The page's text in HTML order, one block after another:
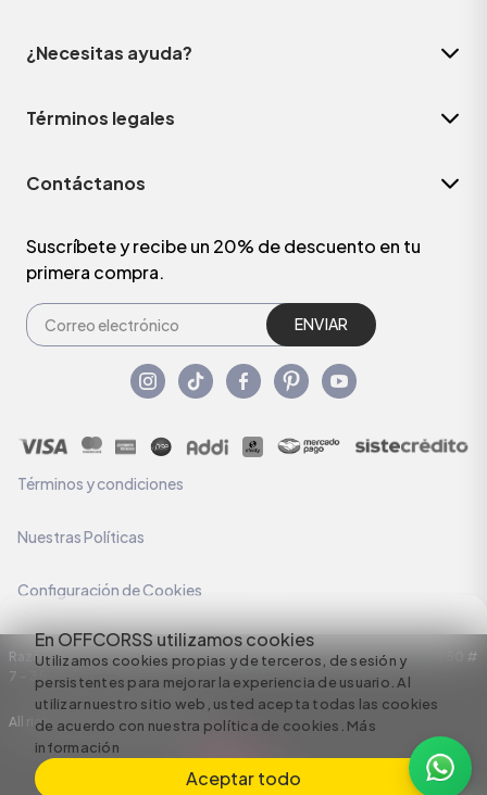
En OFFCORSS utilizamos cookies
Utilizamos cookies propias y de terceros, de sesión y
persistentes para mejorar la experiencia de usuario. Al
utilizar nuestro sitio web, usted acepta todas las cookies
de acuerdo con nuestra política de cookies. Más
información
Aceptar todo
¿Necesitas ayuda?
Términos legales
Contáctanos
Suscríbete y recibe un 20% de descuento en tu
primera compra.
ENVIAR
Términos y condiciones
Nuestras Políticas
Configuración de Cookies
Razón Social: C.I HERMECO S.A. NIT: 890924167-6 Dirección: Carrera 50 #
7 – 35
All rights reserved empowered by